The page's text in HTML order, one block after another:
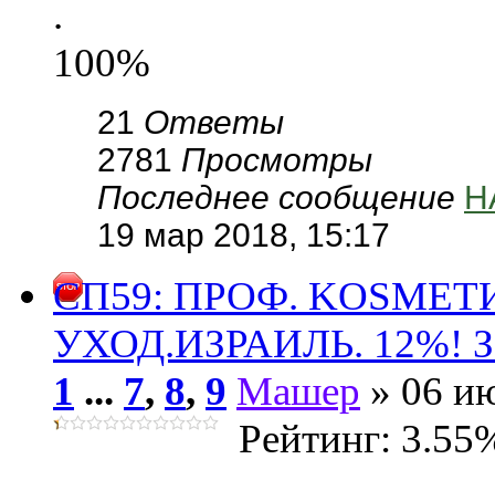
.
100%
21 Ответы
2781 Просмотры
Последнее сообщение
19 мар 2018, 15:17
СП59: ПРОФ.
УХОД.ИЗРАИЛЬ. 12%!
1 ... 7, 8, 9 Машер » 06
Рейтинг: